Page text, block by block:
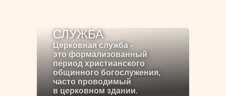
СЛУЖБА
Церковная служба -
это формализованный
период христианского
общинного богослужения,
часто проводимый
в церковном здании.